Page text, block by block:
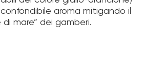
aroma mitigando il
di mare” dei gamberi.